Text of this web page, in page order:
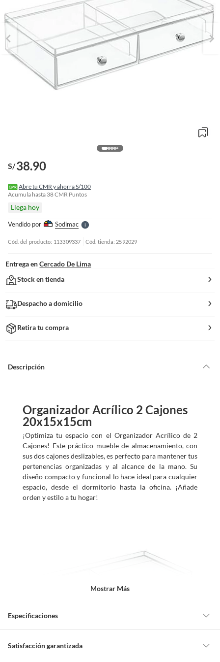
S/38.90
Abre tu CMR y ahorra S/100
Acumula hasta 38CMR Puntos
Llega hoy
Vendido por SodimacS
e
r
Cód. del producto: 113309337 Cód. tienda: 2592029
Entrega en Cercado De Lima
Stock en tienda
Despacho a domicilio
Retira tu compra
Descripción
Organizador Acrílico 2 Cajones
20x15x15cm
¡Optimiza tu espacio con el Organizador Acrílico de 2
Cajones! Este práctico mueble de almacenamiento, con
sus dos cajones deslizables, es perfecto para mantener tus
pertenencias organizadas y al alcance de la mano. Su
diseño compacto y funcional lo hace ideal para cualquier
espacio, desde el dormitorio hasta la oficina. ¡Añade
orden y estilo a tu hogar!
Mostrar Más
Especificaciones
Detalle de la garantía
Satisfacción garantizada